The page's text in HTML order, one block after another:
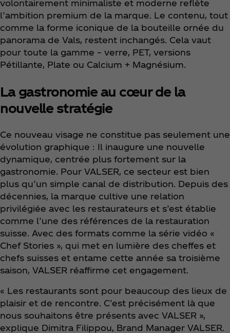
volontairement minimaliste et moderne reflète
l’ambition premium de la marque. Le contenu, tout
comme la forme iconique de la bouteille ornée du
panorama de Vals, restent inchangés. Cela vaut
pour toute la gamme – verre, PET, versions
Pétillante, Plate ou Calcium + Magnésium.
La gastronomie au cœur de la
nouvelle stratégie
Ce nouveau visage ne constitue pas seulement une
évolution graphique : Il inaugure une nouvelle
dynamique, centrée plus fortement sur la
gastronomie. Pour VALSER, ce secteur est bien
plus qu’un simple canal de distribution. Depuis des
décennies, la marque cultive une relation
privilégiée avec les restaurateurs et s’est établie
comme l’une des références de la restauration
suisse. Avec des formats comme la série vidéo «
Chef Stories », qui met en lumière des cheffes et
chefs suisses et entame cette année sa troisième
saison, VALSER réaffirme cet engagement.
« Les restaurants sont pour beaucoup des lieux de
plaisir et de rencontre. C’est précisément là que
nous souhaitons être présents avec VALSER »,
explique Dimitra Filippou, Brand Manager VALSER.